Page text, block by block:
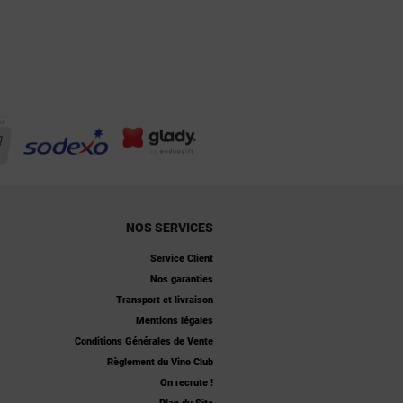
NOS SERVICES
Service Client
Nos garanties
Transport et livraison
Mentions légales
Conditions Générales de Vente
Règlement du Vino Club
On recrute !